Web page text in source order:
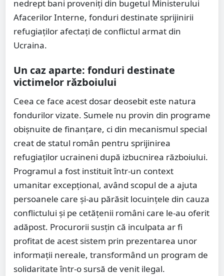
nedrept bani proveniți din bugetul Ministerului
Afacerilor Interne, fonduri destinate sprijinirii
refugiaților afectați de conflictul armat din
Ucraina.
Un caz aparte: fonduri destinate
victimelor războiului
Ceea ce face acest dosar deosebit este natura
fondurilor vizate. Sumele nu provin din programe
obișnuite de finanțare, ci din mecanismul special
creat de statul român pentru sprijinirea
refugiaților ucraineni după izbucnirea războiului.
Programul a fost instituit într-un context
umanitar excepțional, având scopul de a ajuta
persoanele care și-au părăsit locuințele din cauza
conflictului și pe cetățenii români care le-au oferit
adăpost. Procurorii susțin că inculpata ar fi
profitat de acest sistem prin prezentarea unor
informații nereale, transformând un program de
solidaritate într-o sursă de venit ilegal.